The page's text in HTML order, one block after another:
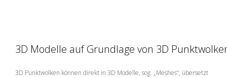
3D Modelle auf Grundlage von 3D
3D Punktwolken können direkt in 3D Modelle, sog. „Meshes“, übersetzt